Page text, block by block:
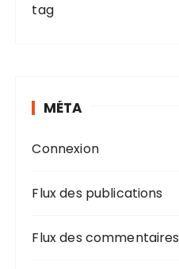
tag
MÉTA
Connexion
Flux des publications
Flux des commentaires